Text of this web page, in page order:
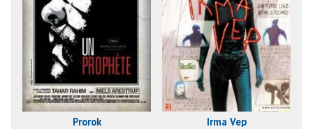
Prorok Irma Vep